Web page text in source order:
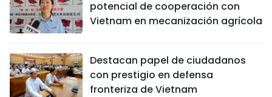
potencial de cooperación con
Vietnam en mecanización agrícola
Destacan papel de ciudadanos
con prestigio en defensa
fronteriza de Vietnam